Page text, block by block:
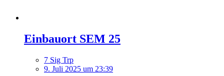
Einbauort SEM 25
7 Sig Trp
9. Juli 2025 um 23:39